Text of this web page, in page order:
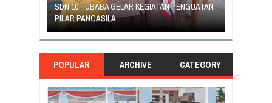
GEJOLAK PIHAK SEKOLAH SD INPRES KLABAT
DENGAN ORANG TUA MURID BERAKHIR DAMAI
POPULAR ARCHIVE CATEGORY